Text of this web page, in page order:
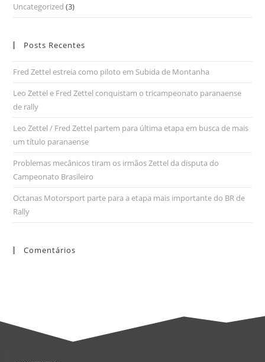
Uncategorized (3)
Posts Recentes
Fred Zettel estreia como piloto em Subida de Montanha
Leo Zettel e Fred Zettel conquistam o tricampeonato paranaense
de rally
Leo Zettel / Fred Zettel partem para última etapa em busca de mais
um título paranaense
Problemas mecânicos tiram os irmãos Zettel da disputa do
Campeonato Brasileiro
Octanas Motorsport parte para a etapa mais importante do BR de
Rally
Comentários